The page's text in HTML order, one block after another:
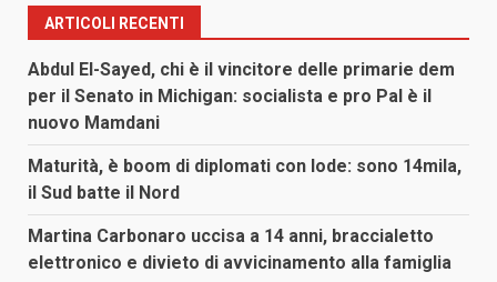
ARTICOLI RECENTI
Abdul El-Sayed, chi è il vincitore delle primarie dem
per il Senato in Michigan: socialista e pro Pal è il
nuovo Mamdani
Maturità, è boom di diplomati con lode: sono 14mila,
il Sud batte il Nord
Martina Carbonaro uccisa a 14 anni, braccialetto
elettronico e divieto di avvicinamento alla famiglia